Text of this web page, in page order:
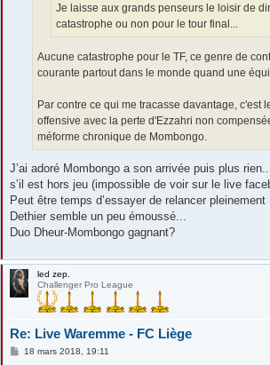
Je laisse aux grands penseurs le loisir de
catastrophe ou non pour le tour final...
Aucune catastrophe pour le TF, ce genre de
courante partout dans le monde quand une
Par contre ce qui me tracasse davantage, c'est
offensive avec la perte d'Ezzahri non
méforme chronique de Mombongo.
J’ai adoré Mombongo a son arrivée puis plus
s’il est hors jeu (impossible de voir sur le live
Peut être temps d’essayer de relancer
Dethier semble un peu émoussé...
Duo Dheur-Mombongo gagnant?
led zep.
Challenger Pro League
Re: Live Waremme - FC Liège
M18 mars 2018, 19:11